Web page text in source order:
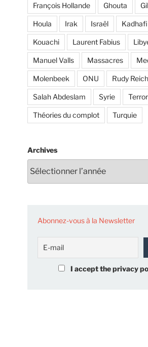
François Hollande Ghouta
Houla Irak Israël Kadhafi
Kouachi Laurent Fabius
Manuel Valls Massacres
Molenbeek ONU Rudy
Salah Abdeslam Syrie
Théories du complot Turquie
Archives
Abonnez-vous à la Newsletter
I accept the privacy